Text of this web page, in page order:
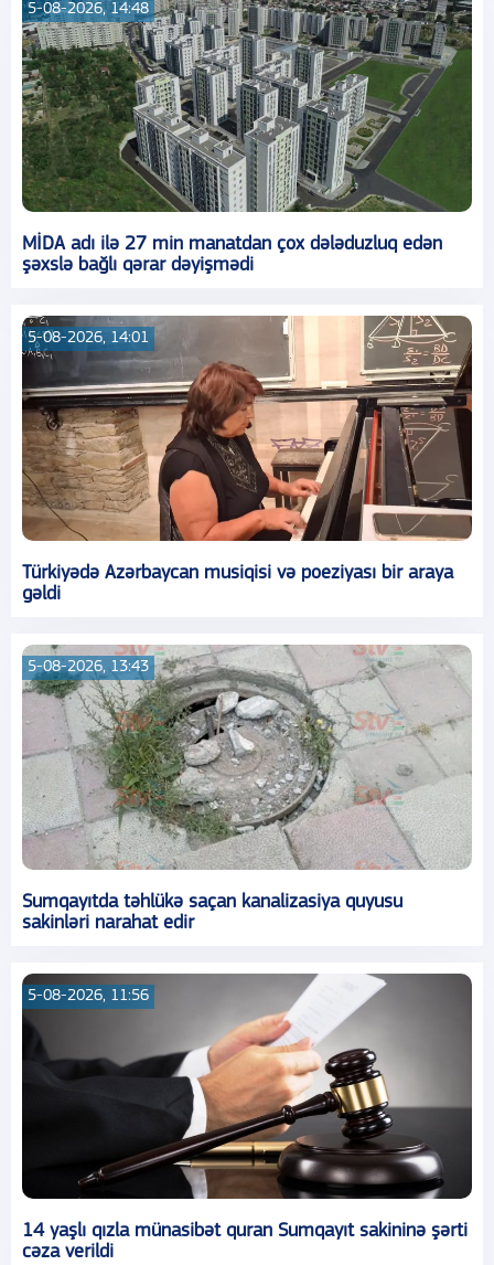
5-08-2026, 14:48
MİDA adı ilə 27 min manatdan çox dələduzluq edən
şəxslə bağlı qərar dəyişmədi
5-08-2026, 14:01
Türkiyədə Azərbaycan musiqisi və poeziyası bir araya
gəldi
5-08-2026, 13:43
Sumqayıtda təhlükə saçan kanalizasiya quyusu
sakinləri narahat edir
5-08-2026, 11:56
14 yaşlı qızla münasibət quran Sumqayıt sakininə şərti
cəza verildi